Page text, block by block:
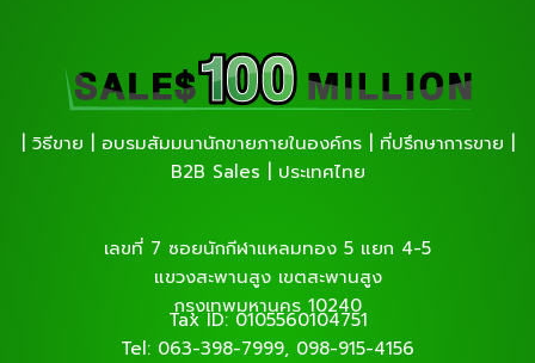
| วิธีขาย | อบรมสัมมนานักขายภายในองค์กร | ที่ปรึกษาการขาย |
B2B Sales | ประเทศไทย
เลขที่ 7 ซอยนักกีฬาแหลมทอง 5 แยก 4-5
แขวงสะพานสูง เขตสะพานสูง
กรุงเทพมหานคร 10240
Tax ID: 0105560104751
Tel: 063-398-7999, 098-915-4156